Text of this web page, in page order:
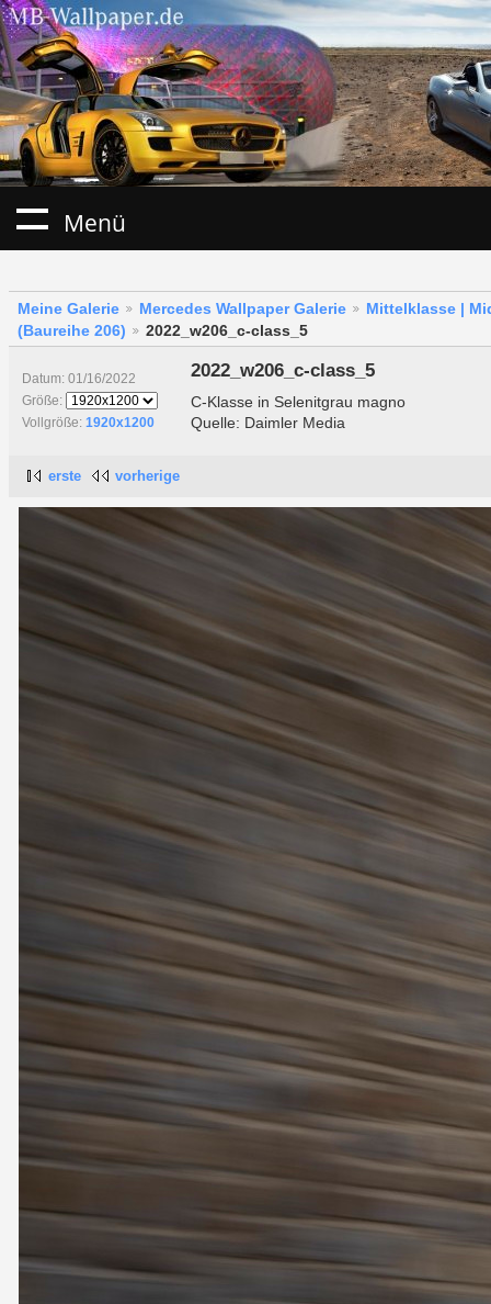
Menü
Meine Galerie Mercedes Wallpaper Galerie
Mittelklasse |
(Baureihe 206)
2022_w206_c-class_5
Datum: 01/16/2022
Größe:
Vollgröße: 1920x1200
2022_w206_c-class_5
C-Klasse in Selenitgrau magno
Quelle: Daimler Media
erste vorherige